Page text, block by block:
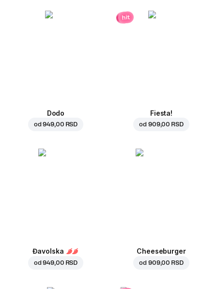
Dodo
od949,00 RSD
hit
Fiesta!
od 909,00 RSD
Đavolska
od949,00 RSD
Cheeseburger
od 909,00 RSD